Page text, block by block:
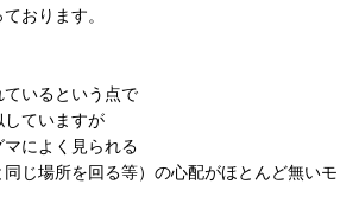
おります。
いるという点で
ていますが
によく見られる
じ場所を回る等）の心配がほとんど無いモ